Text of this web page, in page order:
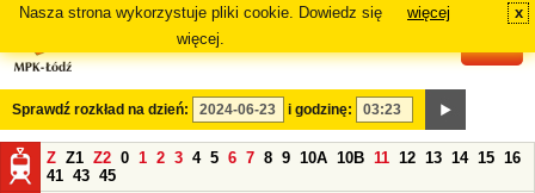
Nasza strona wykorzystuje pliki cookie. Dowiedz się
więcej.
więcej x
Sprawdź rozkład na dzień: i godzinę:
Z Z1 Z2 0 1 2 3 4 5 6 7 8 9 10A 10B 11 12 13 14 15 16
41 43 45